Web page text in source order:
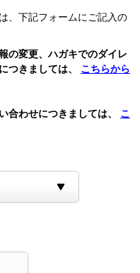
、下記フォームにご記入の
の変更、ハガキでのダイレ
つきましては、 こちらから
合わせにつきましては、 こ